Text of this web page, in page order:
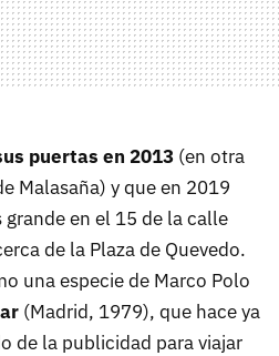
puertas en 2013 (en otra
Malasaña) y que en 2019
en el 15 de la calle
de la Plaza de Quevedo.
una especie de Marco Polo
(Madrid, 1979), que hace ya
de la publicidad para viajar